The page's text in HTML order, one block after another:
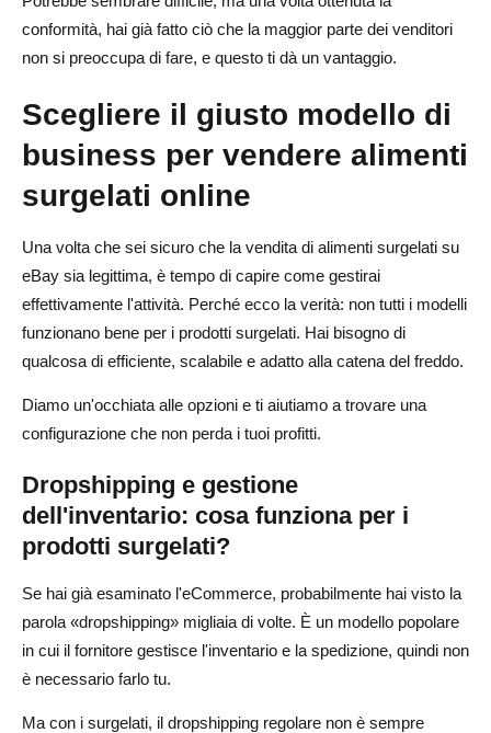
conformità, hai già fatto ciò che la maggior parte dei venditori
non si preoccupa di fare, e questo ti dà un vantaggio.
Scegliere il giusto modello di
business per vendere alimenti
surgelati online
Una volta che sei sicuro che la vendita di alimenti surgelati su
eBay sia legittima, è tempo di capire come gestirai
effettivamente l'attività. Perché ecco la verità: non tutti i modelli
funzionano bene per i prodotti surgelati. Hai bisogno di
qualcosa di efficiente, scalabile e adatto alla catena del freddo.
Diamo un'occhiata alle opzioni e ti aiutiamo a trovare una
configurazione che non perda i tuoi profitti.
Dropshipping e gestione
dell'inventario: cosa funziona per i
prodotti surgelati?
Se hai già esaminato l'eCommerce, probabilmente hai visto la
parola «dropshipping» migliaia di volte. È un modello popolare
in cui il fornitore gestisce l'inventario e la spedizione, quindi non
è necessario farlo tu.
Ma con i surgelati, il dropshipping regolare non è sempre